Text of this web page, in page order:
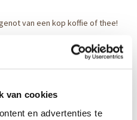
van cookies
en advertenties te
van een kop koffie of thee!
Voor de betalingsmogelijkheden